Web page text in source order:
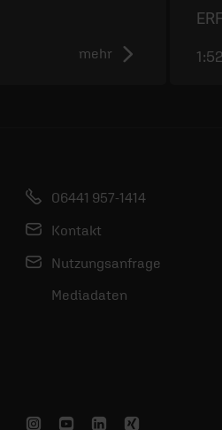
mehr
06441 957-1414
Kontakt
Nutzungsanfrage
Mediadaten